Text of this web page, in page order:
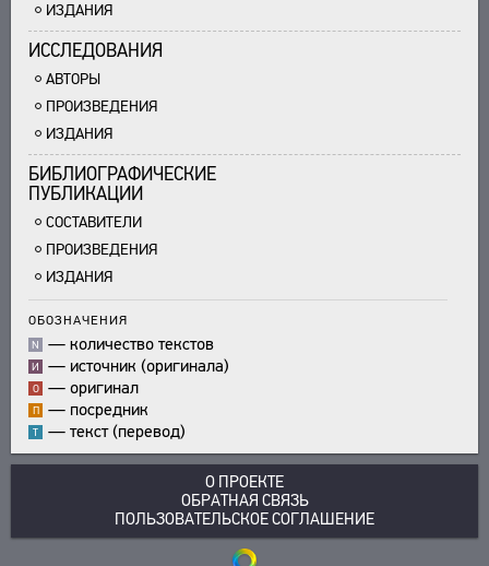
ИЗДАНИЯ
ИССЛЕДОВАНИЯ
АВТОРЫ
ПРОИЗВЕДЕНИЯ
ИЗДАНИЯ
БИБЛИОГРАФИЧЕСКИЕ
ПУБЛИКАЦИИ
СОСТАВИТЕЛИ
ПРОИЗВЕДЕНИЯ
ИЗДАНИЯ
ОБОЗНАЧЕНИЯ
N — количество текстов
И — источник (оригинала)
О — оригинал
П — посредник
Т — текст (перевод)
О ПРОЕКТЕ
ОБРАТНАЯ СВЯЗЬ
ПОЛЬЗОВАТЕЛЬСКОЕ СОГЛАШЕНИЕ